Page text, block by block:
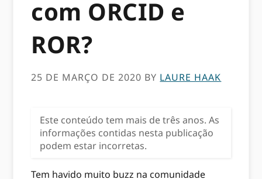
com ORCID e
ROR?
25 DE MARÇO DE 2020 BY LAURE HAAK
Este conteúdo tem mais de três anos. As
informações contidas nesta publicação
podem estar incorretas.
Tem havido muito buzz na comunidade